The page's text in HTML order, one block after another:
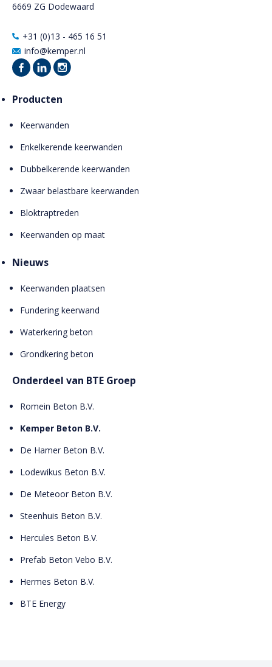
6669 ZG Dodewaard
+31 (0)13 - 465 16 51
info@kemper.nl
Producten
Keerwanden
Enkelkerende keerwanden
Dubbelkerende keerwanden
Zwaar belastbare keerwanden
Bloktraptreden
Keerwanden op maat
Nieuws
Keerwanden plaatsen
Fundering keerwand
Waterkering beton
Grondkering beton
Onderdeel van BTE Groep
Romein Beton B.V.
Kemper Beton B.V.
De Hamer Beton B.V.
Lodewikus Beton B.V.
De Meteoor Beton B.V.
Steenhuis Beton B.V.
Hercules Beton B.V.
Prefab Beton Vebo B.V.
Hermes Beton B.V.
BTE Energy